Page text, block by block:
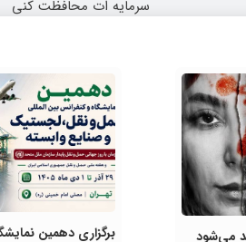
سرمایه ات محافظت کنی
می‌شود
برگزاری دهمین